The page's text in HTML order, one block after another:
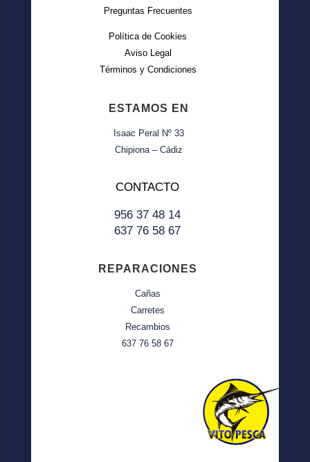
Preguntas Frecuentes
Política de Cookies
Aviso Legal
Términos y Condiciones
ESTAMOS EN
Isaac Peral Nº 33
Chipiona – Cádiz
CONTACTO
956 37 48 14
637 76 58 67
REPARACIONES
Cañas
Carretes
Recambios
637 76 58 67